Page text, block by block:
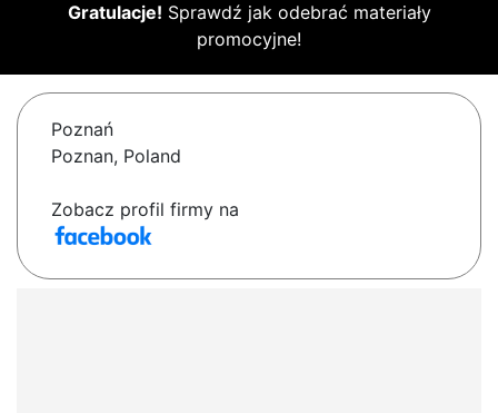
Gratulacje! Sprawdź jak odebrać materiały
promocyjne!
Poznań
Poznan, Poland
Zobacz profil firmy na